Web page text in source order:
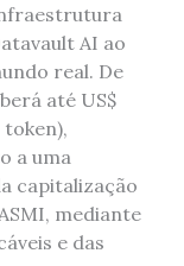
AI ao
real. De
até US$
a uma
capitalização
mediante
​​e das